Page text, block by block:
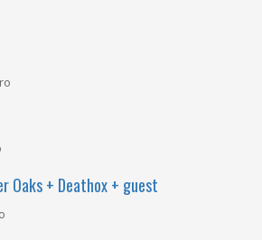
Oaks + Deathox + guest